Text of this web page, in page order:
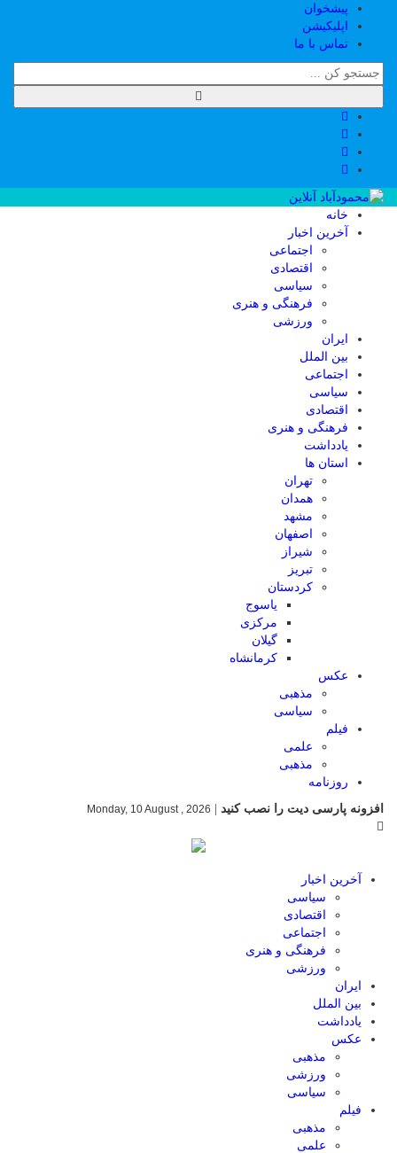
پیشخوان
اپلیکیشن
تماس با ما
خانه
آخرین اخبار
اجتماعی
اقتصادی
سیاسی
فرهنگی و هنری
ورزشی
ایران
بین الملل
اجتماعی
سیاسی
اقتصادی
فرهنگی و هنری
یادداشت
استان ها
تهران
همدان
مشهد
اصفهان
شیراز
تبریز
کردستان
یاسوج
مرکزی
گیلان
کرمانشاه
عکس
مذهبی
سیاسی
فیلم
علمی
مذهبی
روزنامه
افزونه پارسی دیت را نصب کنید
Monday, 10 August , 2026
آخرین اخبار
سیاسی
اقتصادی
اجتماعی
فرهنگی و هنری
ورزشی
ایران
بین الملل
یادداشت
عکس
مذهبی
ورزشی
سیاسی
فیلم
مذهبی
علمی